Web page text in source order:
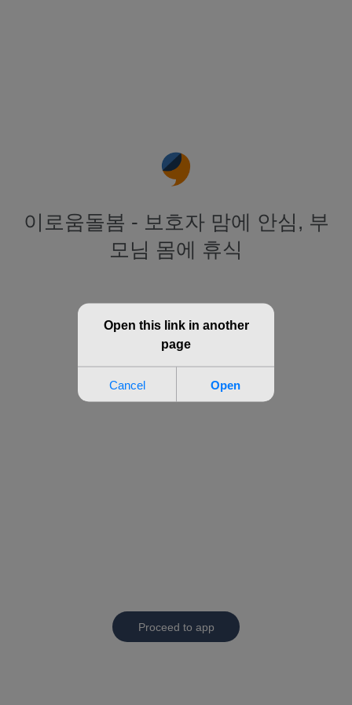
이로움돌봄 - 보호자 맘에 안심, 부
모님 몸에 휴식
Proceed to app